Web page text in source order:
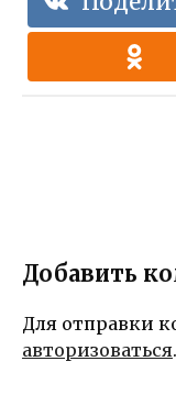
Добавить
Для отправки
авторизоваться.